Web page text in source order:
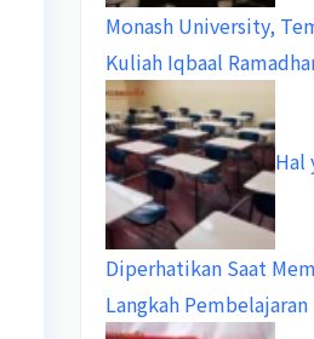
Monash University,
Kuliah Iqbaal
Hal
Diperhatikan Saat
Langkah Pembelajaran